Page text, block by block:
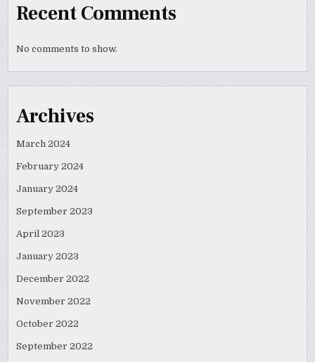
Recent Comments
No comments to show.
Archives
March 2024
February 2024
January 2024
September 2023
April 2023
January 2023
December 2022
November 2022
October 2022
September 2022